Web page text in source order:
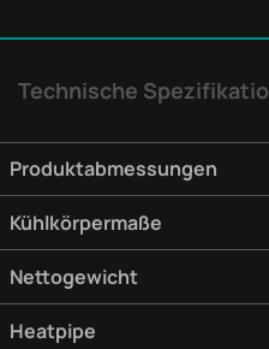
Technische
Produktabmessungen
Kühlkörpermaße
Nettogewicht
Heatpipe